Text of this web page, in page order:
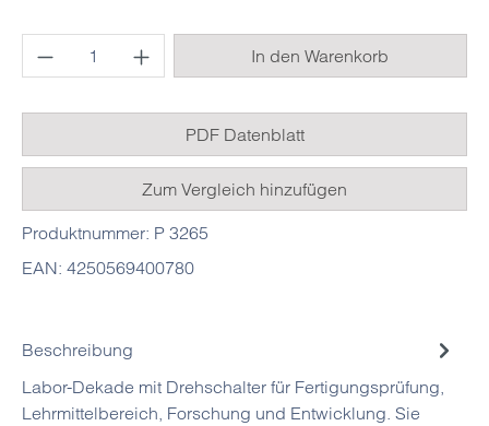
Produkt Anzahl: Gib den gewünschten
In den Warenkorb
PDF Datenblatt
Zum Vergleich hinzufügen
Produktnummer: P 3265
EAN: 4250569400780
Beschreibung
Labor-Dekade mit Drehschalter für Fertigungsprüfung,
Lehrmittelbereich, Forschung und Entwicklung. Sie